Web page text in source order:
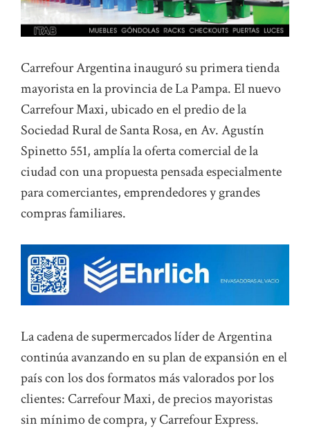
Carrefour Argentina inauguró su primera tienda
mayorista en la provincia de La Pampa. El nuevo
Carrefour Maxi, ubicado en el predio de la
Sociedad Rural de Santa Rosa, en Av. Agustín
Spinetto 551, amplía la oferta comercial de la
ciudad con una propuesta pensada especialmente
para comerciantes, emprendedores y grandes
compras familiares.
La cadena de supermercados líder de Argentina
continúa avanzando en su plan de expansión en el
país con los dos formatos más valorados por los
clientes: Carrefour Maxi, de precios mayoristas
sin mínimo de compra, y Carrefour Express.